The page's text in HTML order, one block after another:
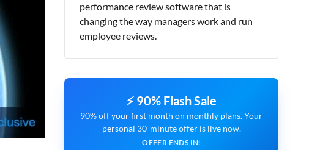
performance review software that is
changing the way managers work and run
employee reviews.
⚡ 90% Flash Sale
90% off your first month on monthly plans. Your
personal 30-minute offer is live now.
OFFER ENDS IN: